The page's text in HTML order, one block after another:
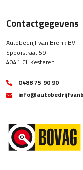
Contactgegevens
Autobedrijf van Brenk BV
Spoorstraat 59
4041 CL Kesteren
0488 75 90 90